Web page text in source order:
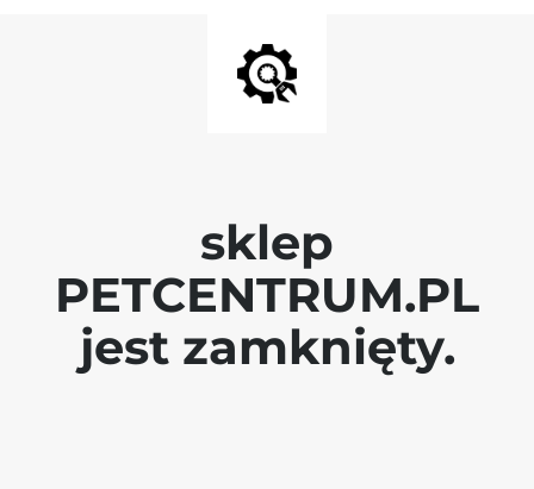
sklep
PETCENTRUM.PL
jest zamknięty.